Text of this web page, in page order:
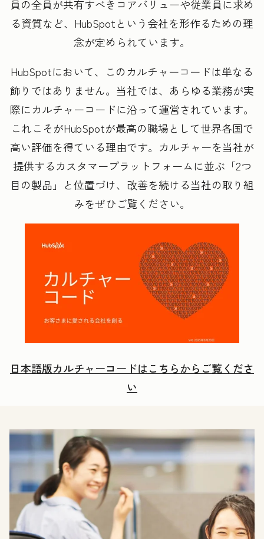
員の全員が共有すべきコアバリューや従業員に求め
る資質など、HubSpotという会社を形作るための理
念が定められています。
HubSpotにおいて、このカルチャーコードは単なる
飾りではありません。当社では、あらゆる業務が実
際にカルチャーコードに沿って運営されています。
これこそがHubSpotが最高の職場として世界各国で
高い評価を得ている理由です。カルチャーを当社が
提供するカスタマープラットフォームに並ぶ「2つ
目の製品」と位置づけ、改善を続ける当社の取り組
みをぜひご覧ください。
日本語版カルチャーコードはこちらからご覧くださ
い